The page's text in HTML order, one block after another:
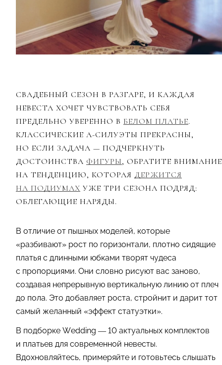
СВАДЕБНЫЙ СЕЗОН В РАЗГАРЕ, И КАЖДАЯ
НЕВЕСТА ХОЧЕТ ЧУВСТВОВАТЬ СЕБЯ
ПРЕДЕЛЬНО УВЕРЕННО В БЕЛОМ ПЛАТЬЕ.
КЛАССИЧЕСКИЕ А-СИЛУЭТЫ ПРЕКРАСНЫ,
НО ЕСЛИ ЗАДАЧА — ПОДЧЕРКНУТЬ
ДОСТОИНСТВА ФИГУРЫ, ОБРАТИТЕ ВНИМАНИЕ
НА ТЕНДЕНЦИЮ, КОТОРАЯ ДЕРЖИТСЯ
НА ПОДИУМАХ УЖЕ ТРИ СЕЗОНА ПОДРЯД:
ОБЛЕГАЮЩИЕ НАРЯДЫ.
В отличие от пышных моделей, которые
«разбивают» рост по горизонтали, плотно сидящие
платья с длинными юбками творят чудеса
с пропорциями. Они словно рисуют вас заново,
создавая непрерывную вертикальную линию от плеч
до пола. Это добавляет роста, стройнит и дарит тот
самый желанный «эффект статуэтки».
В подборке Wedding — 10 актуальных комплектов
и платьев для современной невесты.
Вдохновляйтесь, примеряйте и готовьтесь слышать